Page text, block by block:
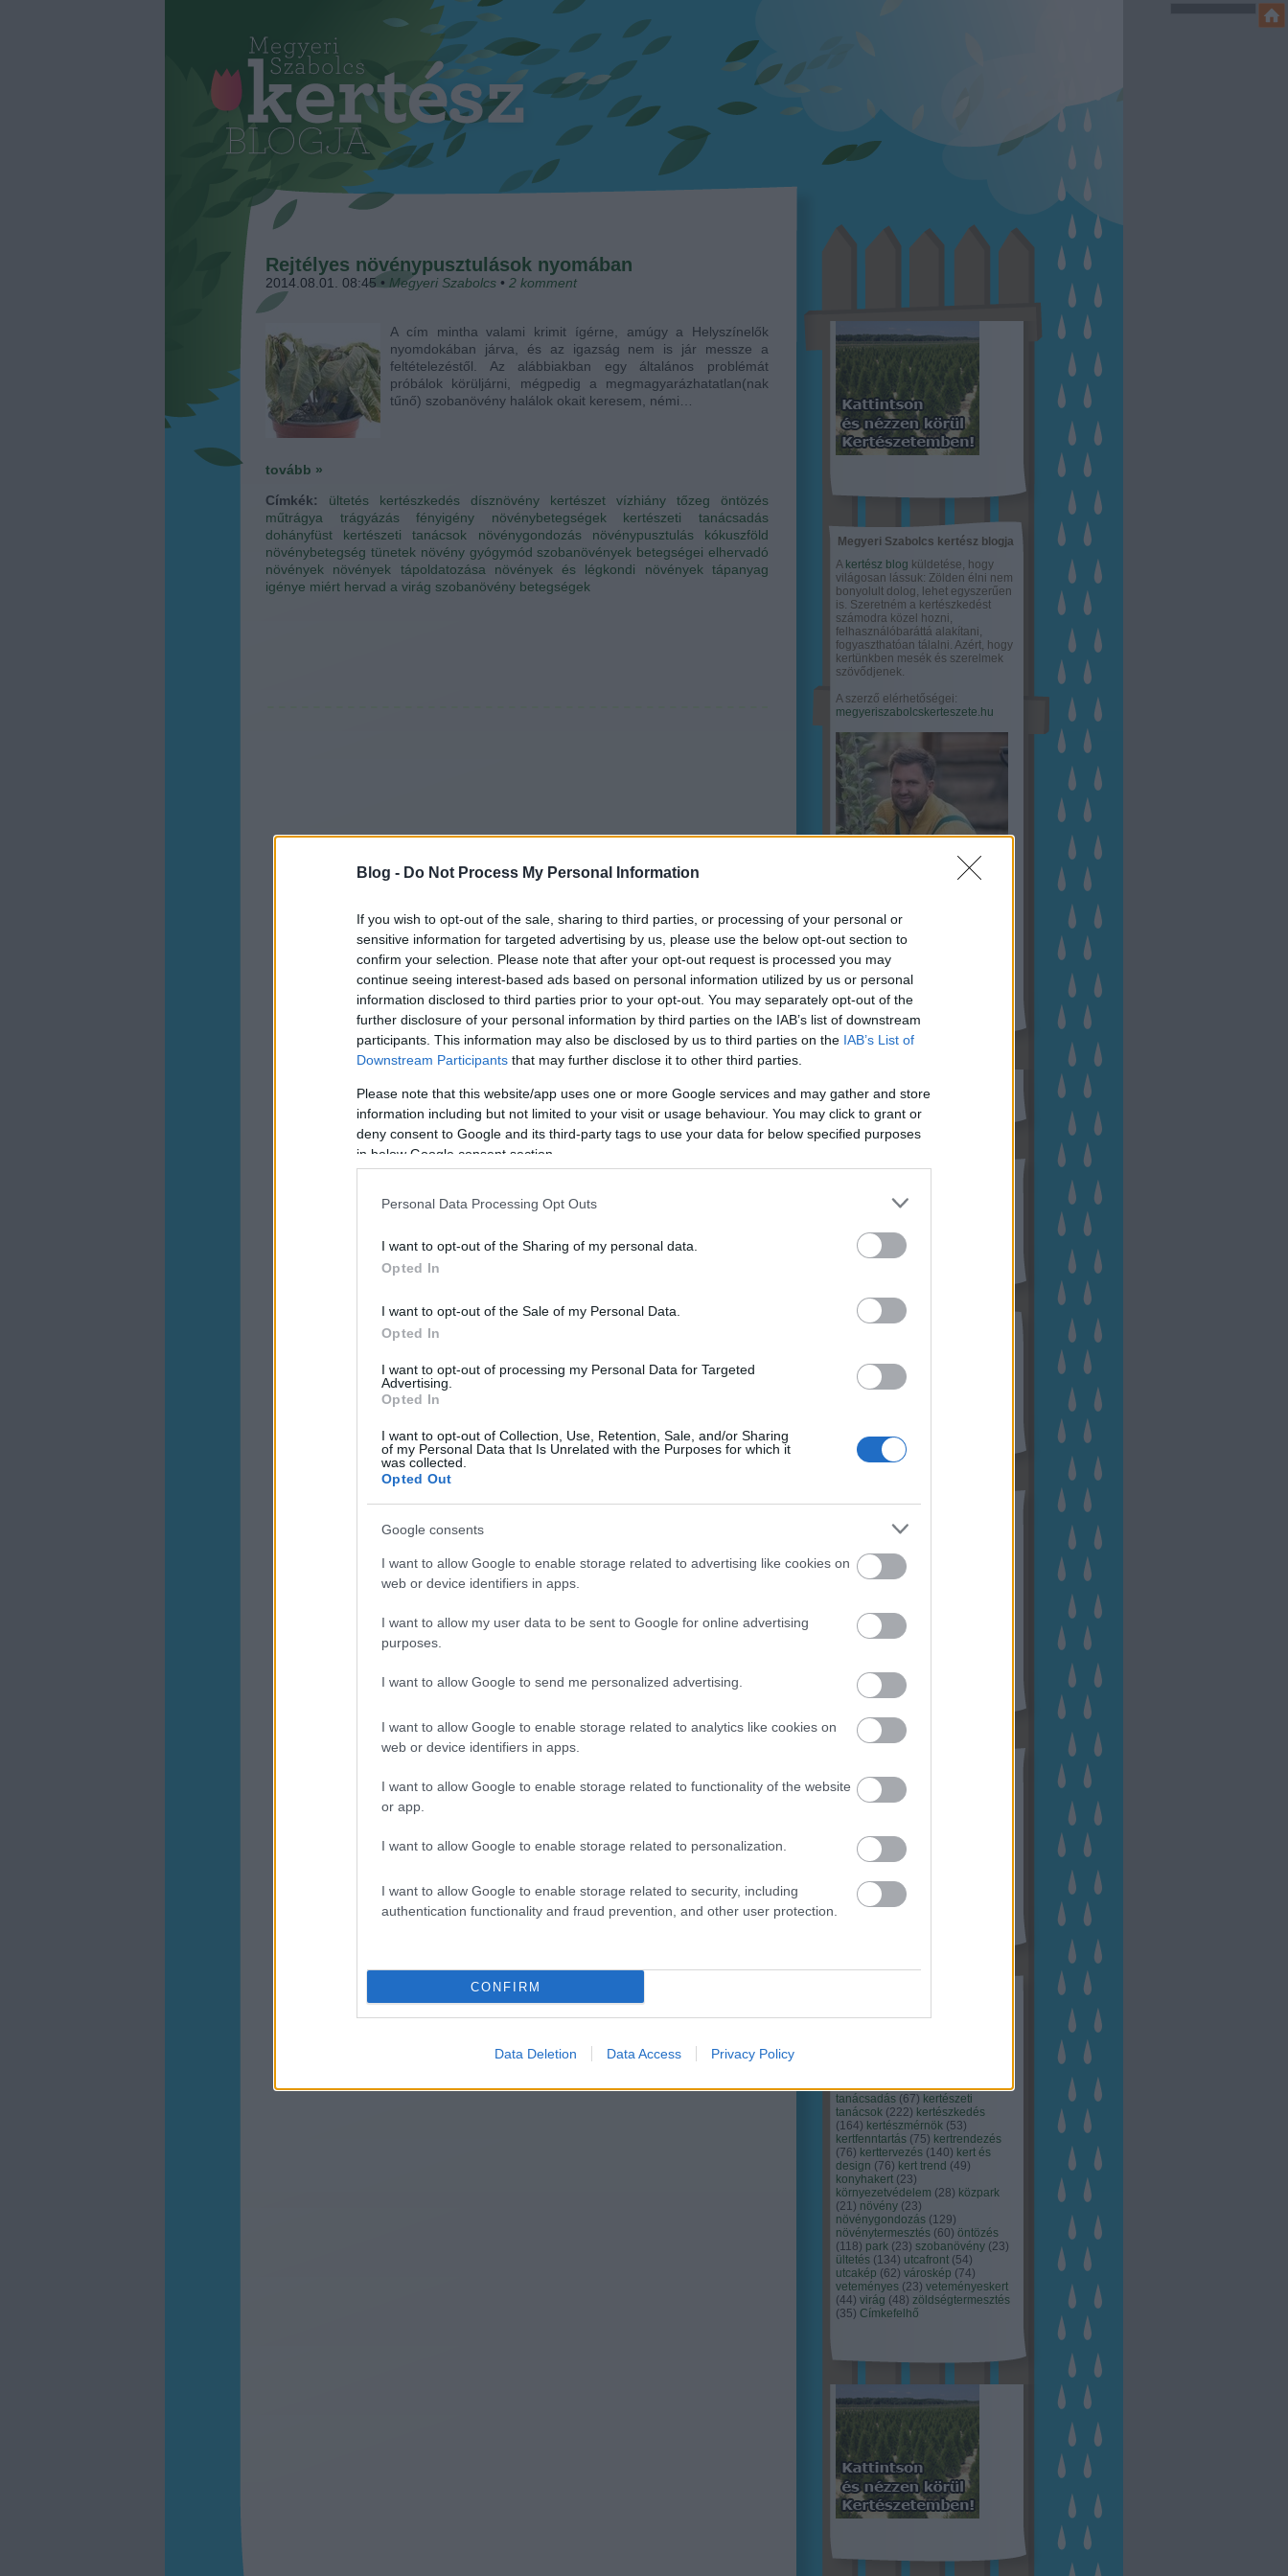
Blog - Do Not Process My Personal Information
If you wish to opt-out of the sale, sharing to third parties, or processing of your personal or
sensitive information for targeted advertising by us, please use the below opt-out section to
confirm your selection. Please note that after your opt-out request is processed you may
continue seeing interest-based ads based on personal information utilized by us or personal
information disclosed to third parties prior to your opt-out. You may separately opt-out of the
further disclosure of your personal information by third parties on the IAB’s list of downstream
participants. This information may also be disclosed by us to third parties on the IAB’s List of
Downstream Participants that may further disclose it to other third parties.
Please note that this website/app uses one or more Google services and may gather and store
information including but not limited to your visit or usage behaviour. You may click to grant or
deny consent to Google and its third-party tags to use your data for below specified purposes
in below Google consent section.
Personal Data Processing Opt Outs
I want to opt-out of the Sharing of my personal data.
Opted In
I want to opt-out of the Sale of my Personal Data.
Opted In
I want to opt-out of processing my Personal Data for Targeted
Advertising.
Opted In
I want to opt-out of Collection, Use, Retention, Sale, and/or Sharing
of my Personal Data that Is Unrelated with the Purposes for which it
was collected.
Opted Out
Google consents
I want to allow Google to enable storage related to advertising like cookies on
web or device identifiers in apps.
I want to allow my user data to be sent to Google for online advertising
purposes.
I want to allow Google to send me personalized advertising.
I want to allow Google to enable storage related to analytics like cookies on
web or device identifiers in apps.
I want to allow Google to enable storage related to functionality of the website
or app.
I want to allow Google to enable storage related to personalization.
I want to allow Google to enable storage related to security, including
authentication functionality and fraud prevention, and other user protection.
CONFIRM
Data Deletion Data Access Privacy Policy
Rejtélyes növénypusztulások nyomában
2014.08.01. 08:45 • Megyeri Szabolcs • 2 komment
A cím mintha valami krimit ígérne, amúgy a Helyszínelők
nyomdokában járva, és az igazság nem is jár messze a
feltételezéstől. Az alábbiakban egy általános problémát
próbálok körüljárni, mégpedig a megmagyarázhatatlan(nak
tűnő) szobanövény halálok okait keresem, némi…
tovább »
Címkék: ültetés kertészkedés dísznövény kertészet vízhiány tőzeg
öntözés
műtrágya
trágyázás fényigény növénybetegségek
kertészeti tanácsadás
dohányfüst
kertészeti tanácsok növénygondozás növénypusztulás
kókuszföld
növénybetegség tünetek növény gyógymód szobanövények betegségei elhervadó
növények
növények tápoldatozása növények és légkondi
növények tápanyag
igénye miért hervad a virág szobanövény betegségek
Megyeri Szabolcs kertész blogja
A kertész blog küldetése, hogy
világosan lássuk: Zölden élni nem
bonyolult dolog, lehet egyszerűen
is. Szeretném a kertészkedést
számodra közel hozni,
felhasználóbaráttá alakítani,
fogyaszthatóan tálalni. Azért, hogy
kertünkben mesék és szerelmek
szövődjenek.
A szerző elérhetőségei:
megyeriszabolcskerteszete.hu
Kertészete
Hírlevél feliratkozás
Archívum
2022 november
2022 szeptember
2022 augusztus
2022 április (
2021 december
2021 október
Budapest (45) dísznövény
(126) kertészet (118) kertészeti
tanácsadás (67) kertészeti
tanácsok (222) kertészkedés
(164) kertészmérnök (53)
kertfenntartás (75) kertrendezés
(76) kerttervezés (140) kert és
design (76) kert trend (49)
konyhakert (23)
környezetvédelem (28) közpark
(21) növény (23)
növénygondozás (129)
növénytermesztés (60) öntözés
(118) park (23) szobanövény (23)
ültetés (134) utcafront (54)
utcakép (62) városkép (74)
veteményes (23) veteményeskert
(44) virág (48) zöldségtermesztés
(35) Címkefelhő